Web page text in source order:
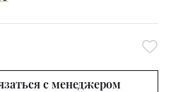
с менеджером